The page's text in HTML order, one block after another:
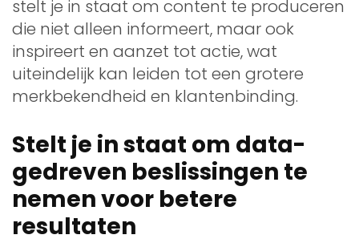
stelt je in staat om content te produceren
die niet alleen informeert, maar ook
inspireert en aanzet tot actie, wat
uiteindelijk kan leiden tot een grotere
merkbekendheid en klantenbinding.
Stelt je in staat om data-
gedreven beslissingen te
nemen voor betere
resultaten